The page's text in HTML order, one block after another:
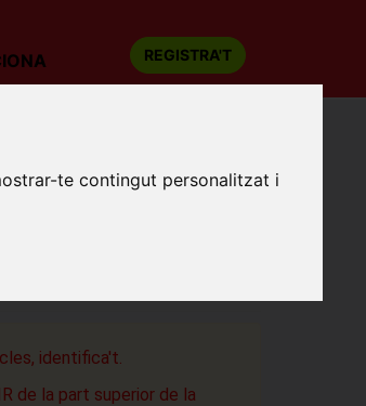
te contingut personalitzat i
REGISTRA'T
VERSIÓ
identifica't.
de la part superior de la